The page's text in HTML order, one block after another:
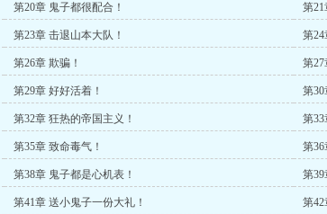
第20章 鬼子都很配合！ 第21
第23章 击退山本大队！ 第24
第26章 欺骗！ 第
第29章 好好活着！ 第30
第32章 狂热的帝国主义！ 第33
第35章 致命毒气！ 第36
第38章 鬼子都是心机表！ 第39
第41章 送小鬼子一份大礼！ 第42